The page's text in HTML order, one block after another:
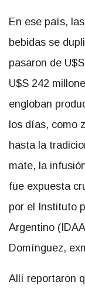
En ese país,
bebidas se
pasaron de
U$S 242
engloban
los días, como
hasta la
mate, la
fue expuesta
por el Instituto
Argentino
Domínguez,
Allí reportaron